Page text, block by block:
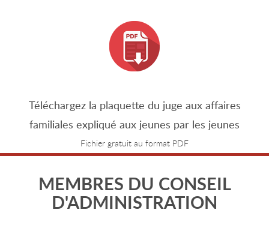
Téléchargez la plaquette du juge aux affaires
familiales expliqué aux jeunes par les jeunes
Fichier gratuit au format PDF
MEMBRES DU CONSEIL
D'ADMINISTRATION